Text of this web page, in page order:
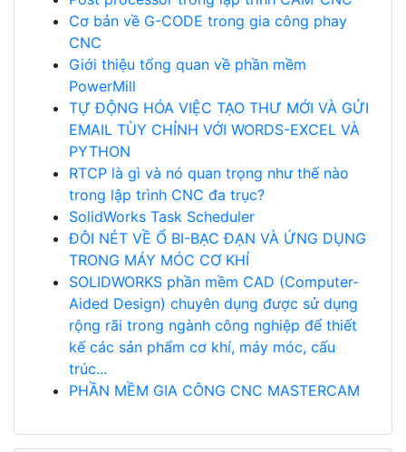
Cơ bản về G-CODE trong gia công phay
CNC
Giới thiệu tổng quan về phần mềm
PowerMill
TỰ ĐỘNG HÓA VIỆC TẠO THƯ MỚI VÀ GỬI
EMAIL TÙY CHỈNH VỚI WORDS-EXCEL VÀ
PYTHON
RTCP là gì và nó quan trọng như thế nào
trong lập trình CNC đa trục?
SolidWorks Task Scheduler
ĐÔI NÉT VỀ Ổ BI-BẠC ĐẠN VÀ ỨNG DỤNG
TRONG MÁY MÓC CƠ KHÍ
SOLIDWORKS phần mềm CAD (Computer-
Aided Design) chuyên dụng được sử dụng
rộng rãi trong ngành công nghiệp để thiết
kế các sản phẩm cơ khí, máy móc, cấu
trúc...
PHẦN MỀM GIA CÔNG CNC MASTERCAM